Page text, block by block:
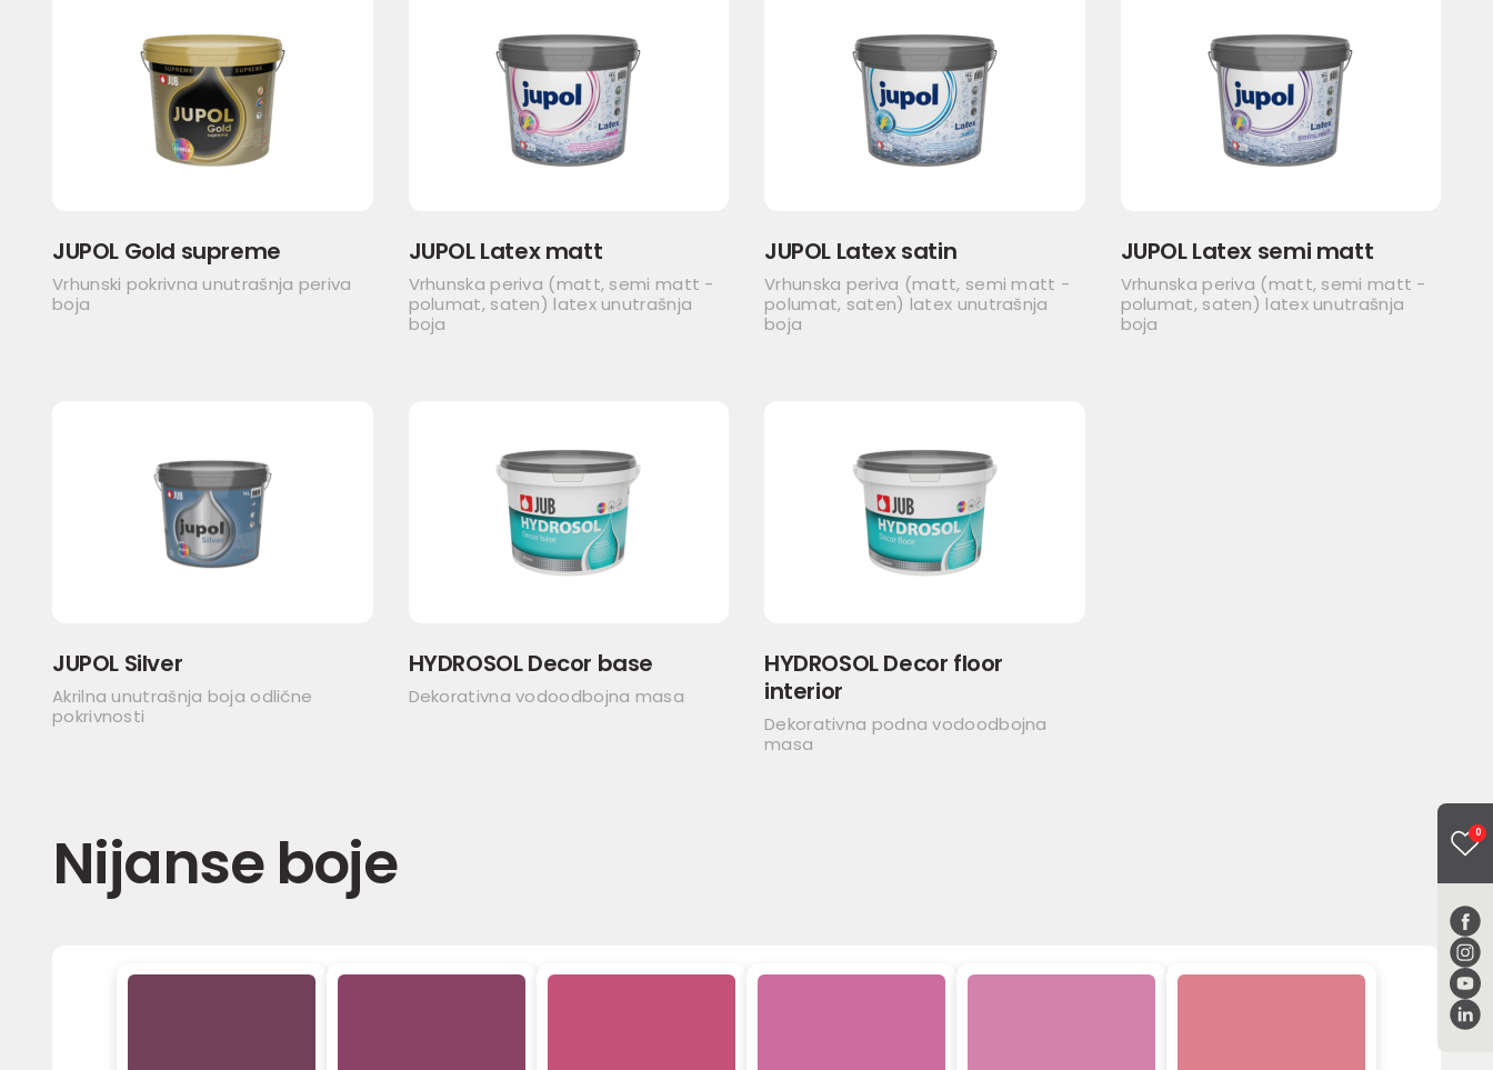
0
JUPOL Gold supreme
Vrhunski pokrivna unutrašnja periva
boja
JUPOL Latex matt
Vrhunska periva (matt, semi matt -
polumat, saten) latex unutrašnja
boja
JUPOL Latex satin
Vrhunska periva (matt, semi matt -
polumat, saten) latex unutrašnja
boja
JUPOL Latex semi matt
Vrhunska periva (matt, semi matt -
polumat, saten) latex unutrašnja
boja
JUPOL Silver
Akrilna unutrašnja boja odlične
pokrivnosti
HYDROSOL Decor base
Dekorativna vodoodbojna masa
HYDROSOL Decor floor
interior
Dekorativna podna vodoodbojna
masa
Nijanse boje